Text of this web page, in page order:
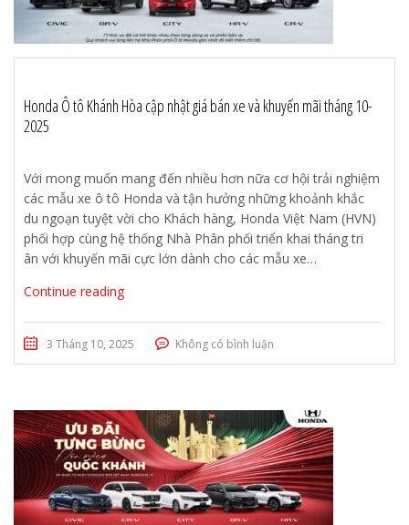
Honda Ô tô Khánh Hòa cập nhật giá bán xe và khuyến mãi tháng 10-
2025
Với mong muốn mang đến nhiều hơn nữa cơ hội trải nghiệm
các mẫu xe ô tô Honda và tận hưởng những khoảnh khắc
du ngoạn tuyệt vời cho Khách hàng, Honda Việt Nam (HVN)
phối hợp cùng hệ thống Nhà Phân phối triển khai tháng tri
ân với khuyến mãi cực lớn dành cho các mẫu xe…
Continue reading
3 Tháng 10, 2025 Không có bình luận